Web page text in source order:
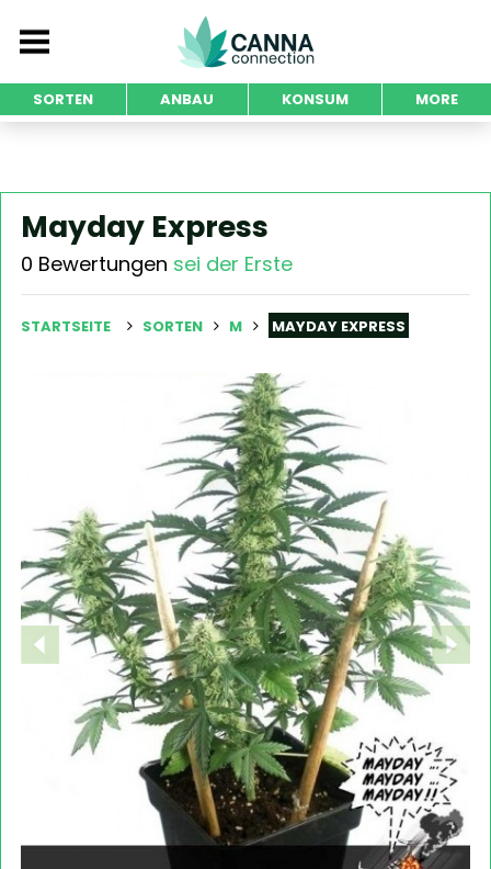
SORTEN ANBAU KONSUM MORE
Mayday Express
0 Bewertungen sei der Erste
STARTSEITE SORTEN M MAYDAY EXPRESS